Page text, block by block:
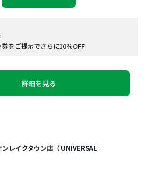
をご提示でさらに10％OFF
詳細を見る
レイクタウン店（ UNIVERSAL